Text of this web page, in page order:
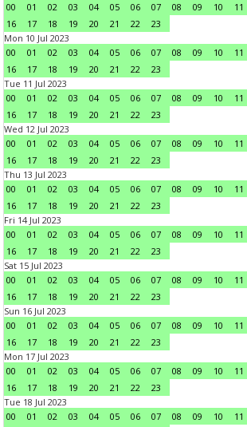
00
01 02 03 04 05 06 07 08 09 10 11
16
17 18 19 20 21 22
23
Mon 10 Jul 2023
00
01 02 03 04 05 06 07 08 09 10 11
16
17 18 19 20 21 22
23
Tue 11 Jul 2023
00
01 02 03 04 05 06 07 08 09 10 11
16
17 18 19 20 21 22
23
Wed 12 Jul 2023
00
01 02 03 04 05 06 07 08 09 10 11
16
17 18 19 20 21 22
23
Thu 13 Jul 2023
00
01 02 03 04 05 06 07 08 09 10 11
16
17 18 19 20 21 22
23
Fri 14 Jul 2023
00
01 02 03 04 05 06 07 08 09 10 11
16
17 18 19 20 21 22
23
Sat 15 Jul 2023
00
01 02 03 04 05 06 07 08 09 10 11
16
17 18 19 20 21 22
23
Sun 16 Jul 2023
00
01 02 03 04 05 06 07 08 09 10 11
16
17 18 19 20 21 22
23
Mon 17 Jul 2023
00
01 02 03 04 05 06 07 08 09 10 11
16
17 18 19 20 21 22
23
Tue 18 Jul 2023
00
01 02 03 04 05 06 07 08 09 10 11